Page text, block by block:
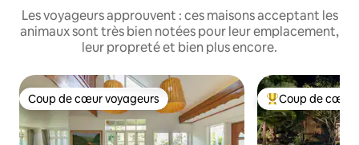
Les voyageurs approuvent : ces maisons acceptant les
animaux sont très bien notées pour leur emplacement,
leur propreté et bien plus encore.
Coup de cœur voyageurs
Coup de cœur voyageurs Coups de cœur
Coup de cœur